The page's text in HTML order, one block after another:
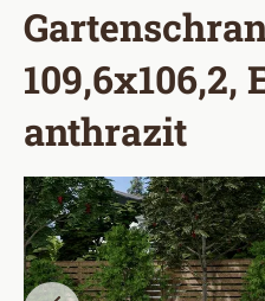
109,6x106,2,
anthrazit
Bildergalerie überspringen